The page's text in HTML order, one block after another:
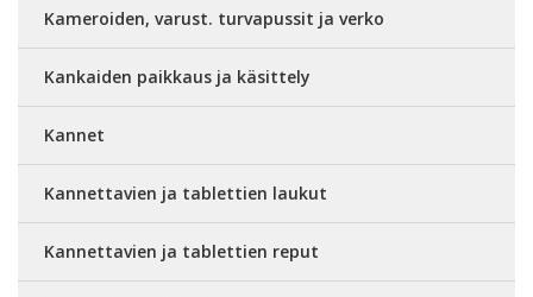
Kameroiden, varust. turvapussit ja verko
Kankaiden paikkaus ja käsittely
Kannet
Kannettavien ja tablettien laukut
Kannettavien ja tablettien reput